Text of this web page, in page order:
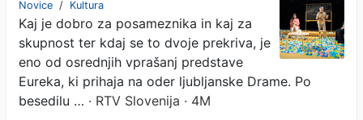
liberalnih staršev
Novice / Kultura
Kaj je dobro za posameznika in kaj za
skupnost ter kdaj se to dvoje prekriva, je
eno od osrednjih vprašanj predstave
Eureka, ki prihaja na oder ljubljanske Drame. Po
besedilu … · RTV Slovenija · 4M